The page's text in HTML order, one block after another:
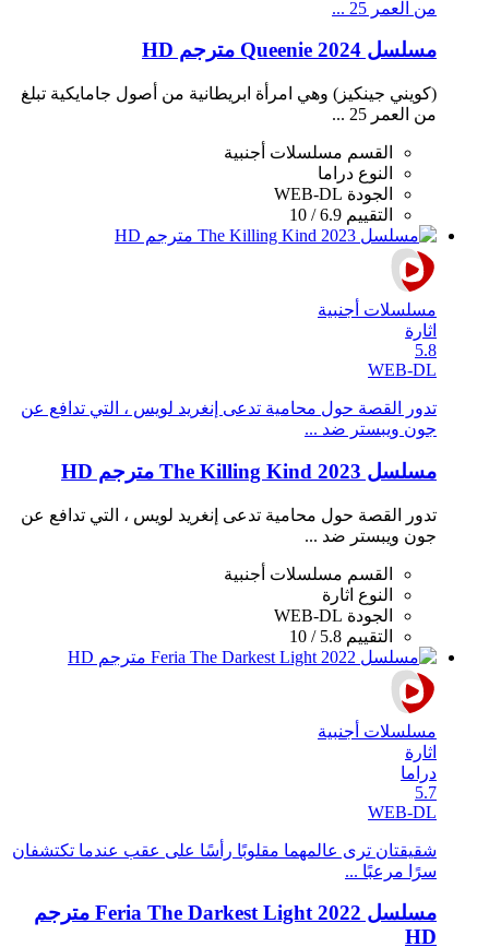
من العمر 25 ...
مسلسل Queenie 2024 مترجم HD
(كويني جينكيز) وهي امرأة ابريطانية من أصول جامايكية تبلغ
من العمر 25 ...
القسم مسلسلات أجنبية
النوع دراما
الجودة WEB-DL
التقييم 6.9 / 10
مسلسلات أجنبية
اثارة
5.8
WEB-DL
تدور القصة حول محامية تدعى إنغريد لويس ، التي تدافع عن
جون ويبستر ضد ...
مسلسل The Killing Kind 2023 مترجم HD
تدور القصة حول محامية تدعى إنغريد لويس ، التي تدافع عن
جون ويبستر ضد ...
القسم مسلسلات أجنبية
النوع اثارة
الجودة WEB-DL
التقييم 5.8 / 10
مسلسلات أجنبية
اثارة
دراما
5.7
WEB-DL
شقيقتان ترى عالمهما مقلوبًا رأسًا على عقب عندما تكتشفان
سرًا مرعبًا ...
مسلسل Feria The Darkest Light 2022 مترجم
HD